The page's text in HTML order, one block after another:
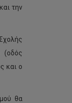
την
(οδός
και ο
θα